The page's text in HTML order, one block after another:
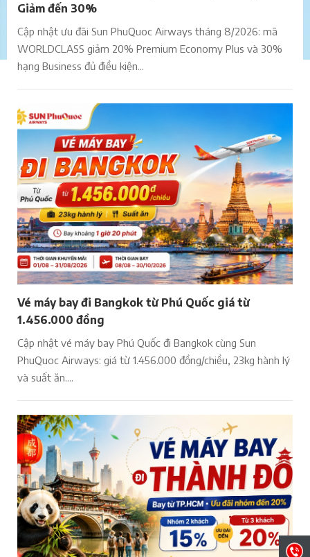
Giảm đến 30%
Cập nhật ưu đãi Sun PhuQuoc Airways tháng 8/2026: mã
WORLDCLASS giảm 20% Premium Economy Plus và 30%
hạng Business đủ điều kiện...
Vé máy bay đi Bangkok từ Phú Quốc giá từ
1.456.000 đồng
Cập nhật vé máy bay Phú Quốc đi Bangkok cùng Sun
PhuQuoc Airways: giá từ 1.456.000 đồng/chiều, 23kg hành lý
và suất ăn....